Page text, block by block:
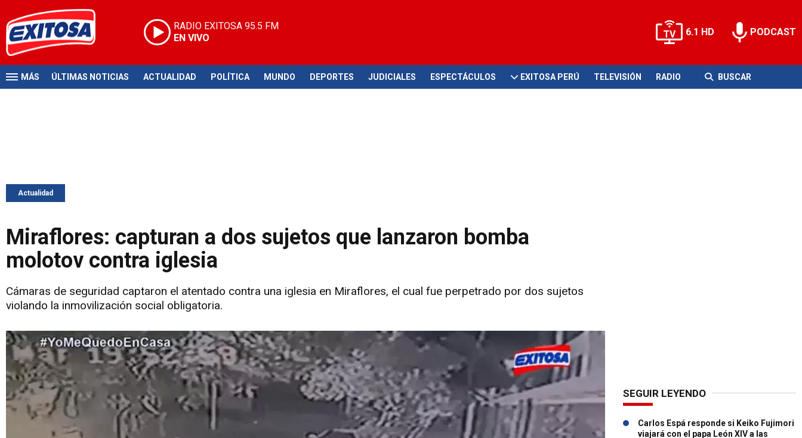
RADIO EXITOSA 95.5 FM
EN VIVO
6.1 HD PODCAST
MÁS ÚLTIMAS NOTICIAS ACTUALIDAD POLÍTICA MUNDO DEPORTES JUDICIALES ESPECTÁCULOS EXITOSA PERÚ TELEVISIÓN RADIO BUSCAR
Actualidad
Miraflores: capturan a dos sujetos que lanzaron bomba
molotov contra iglesia
Cámaras de seguridad captaron el atentado contra una iglesia en Miraflores, el cual fue perpetrado por dos sujetos
violando la inmovilización social obligatoria.
SEGUIR LEYENDO
Carlos Espá responde si Keiko Fujimori
viajará con el papa León XIV a las